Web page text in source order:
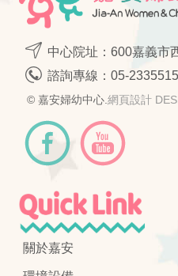
中心院址：600嘉義市
諮詢專線： 05-2335515
© 嘉安婦幼中心. 網頁設計
關於嘉安